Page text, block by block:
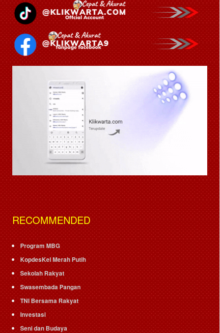
RECOMMENDED
Program MBG
KopdesKel Merah Putih
Sekolah Rakyat
Swasembada Pangan
TNI Bersama Rakyat
Investasi
Seni dan Budaya